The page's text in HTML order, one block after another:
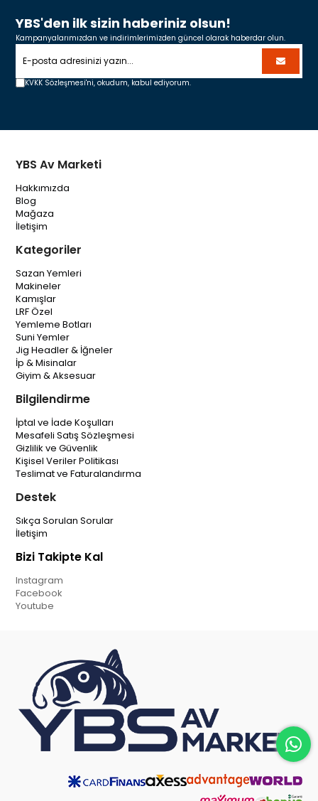
YBS'den ilk sizin haberiniz olsun!
Kampanyalarımızdan ve indirimlerimizden güncel olarak haberdar olun.
KVKK Sözleşmesi'ni, okudum, kabul ediyorum.
YBS Av Marketi
Hakkımızda
Blog
Mağaza
İletişim
Kategoriler
Sazan Yemleri
Makineler
Kamışlar
LRF Özel
Yemleme Botları
Suni Yemler
Jig Headler & İğneler
İp & Misinalar
Giyim & Aksesuar
Bilgilendirme
İptal ve İade Koşulları
Mesafeli Satış Sözleşmesi
Gizlilik ve Güvenlik
Kişisel Veriler Politikası
Teslimat ve Faturalandırma
Destek
Sıkça Sorulan Sorular
İletişim
Bizi Takipte Kal
Instagram
Facebook
Youtube